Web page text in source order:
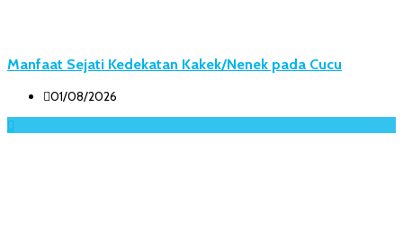
Manfaat Sejati Kedekatan Kakek/Nenek pada Cucu
01/08/2026